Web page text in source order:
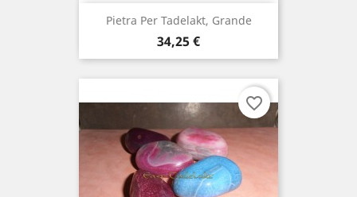
Pietra Per Tadelakt, Grande
Prezzo
34,25 €
favorite_border